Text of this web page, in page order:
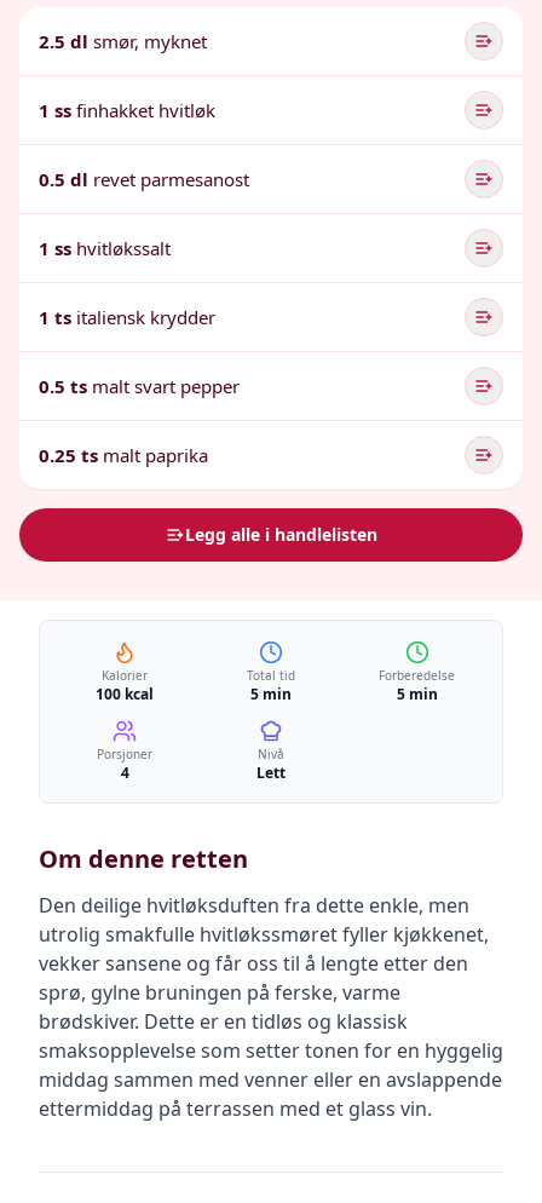
2.5 dl smør, myknet
1 ss finhakket hvitløk
0.5 dl revet parmesanost
1 ss hvitløkssalt
1 ts italiensk krydder
0.5 ts malt svart pepper
0.25 ts malt paprika
Legg alle i handlelisten
Kalorier
100 kcal
Total tid
5 min
Forberedelse
5 min
Porsjoner
4
Nivå
Lett
Om denne retten
Den deilige hvitløksduften fra dette enkle, men
utrolig smakfulle hvitløkssmøret fyller kjøkkenet,
vekker sansene og får oss til å lengte etter den
sprø, gylne bruningen på ferske, varme
brødskiver. Dette er en tidløs og klassisk
smaksopplevelse som setter tonen for en hyggelig
middag sammen med venner eller en avslappende
ettermiddag på terrassen med et glass vin.